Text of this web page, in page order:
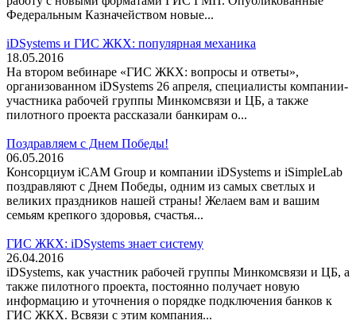
Федеральным Казначейством новые...
iDSystems и ГИС ЖКХ: популярная механика
18.05.2016
На втором вебинаре «ГИС ЖКХ: вопросы и ответы»,
организованном iDSystems 26 апреля, специалисты компании-
участника рабочей группы Минкомсвязи и ЦБ, а также
пилотного проекта рассказали банкирам о...
Поздравляем с Днем Победы!
06.05.2016
Консорциум iCAM Group и компании iDSystems и iSimpleLab
поздравляют с Днем Победы, одним из самых светлых и
великих праздников нашей страны! Желаем вам и вашим
семьям крепкого здоровья, счастья...
ГИС ЖКХ: iDSystems знает систему
26.04.2016
iDSystems, как участник рабочей группы Минкомсвязи и ЦБ, а
также пилотного проекта, постоянно получает новую
информацию и уточнения о порядке подключения банков к
ГИС ЖКХ. Всвязи с этим компания...